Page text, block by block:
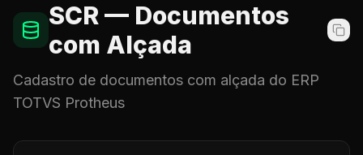
SCR — Documentos
com Alçada
Cadastro de documentos com alçada do ERP
TOTVS Protheus